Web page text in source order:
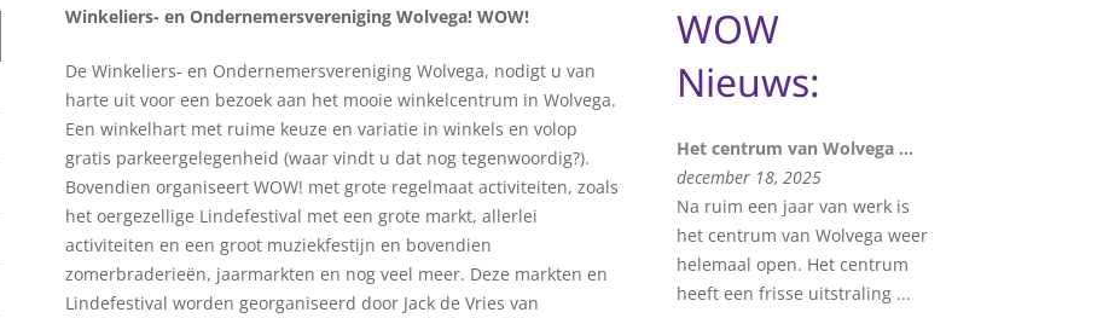
Winkeliers- en Ondernemersvereniging Wolvega! WOW!
De Winkeliers- en Ondernemersvereniging Wolvega, nodigt u van
harte uit voor een bezoek aan het mooie winkelcentrum in Wolvega.
Een winkelhart met ruime keuze en variatie in winkels en volop
gratis parkeergelegenheid (waar vindt u dat nog tegenwoordig?).
Bovendien organiseert WOW! met grote regelmaat activiteiten, zoals
het oergezellige Lindefestival met een grote markt, allerlei
activiteiten en een groot muziekfestijn en bovendien
zomerbraderieën, jaarmarkten en nog veel meer. Deze markten en
Lindefestival worden georganiseerd door Jack de Vries van
WOW
Nieuws:
Het centrum van Wolvega ...
december 18, 2025
Na ruim een jaar van werk is
het centrum van Wolvega weer
helemaal open. Het centrum
heeft een frisse uitstraling ...